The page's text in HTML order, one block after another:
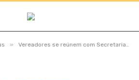
» Vereadores se reúnem com Secretaria de Turismo para tratar da 35ª Temporada de Praia